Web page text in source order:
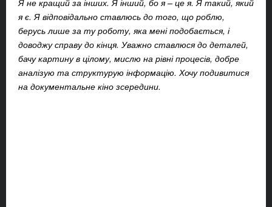
Я не кращий за інших. Я інший, бо я – це я. Я такий, який
я є. Я відповідально ставлюсь до того, що роблю,
берусь лише за ту роботу, яка мені подобається, і
доводжу справу до кінця. Уважно ставлюся до деталей,
бачу картину в цілому, мислю на рівні процесів, добре
аналізую та структурую інформацію. Хочу подивитися
на документальне кіно зсередини.